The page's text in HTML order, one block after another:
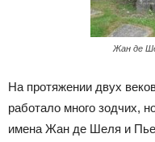
Жан де
На протяжении двух
работало много зодчих,
имена Жан де Шеля и